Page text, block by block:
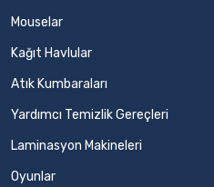
Mouselar
Kağıt Havlular
Atık Kumbaraları
Yardımcı Temizlik Gereçleri
Laminasyon Makineleri
Oyunlar